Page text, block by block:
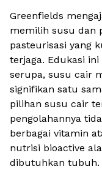
Greenfields
memilih susu dan
pasteurisasi yang
terjaga. Edukasi
serupa, susu cair
signifikan satu
pilihan susu cair
pengolahannya
berbagai vitamin
nutrisi bioactive
dibutuhkan tubuh.